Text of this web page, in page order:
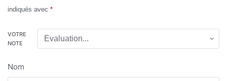
indiqués avec *
VOTRE
NOTE
Nom